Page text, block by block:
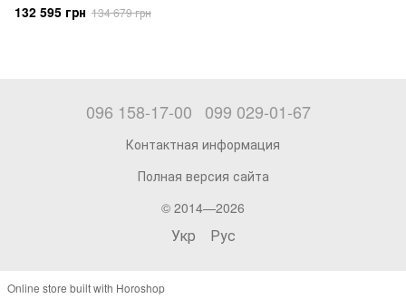
132 595 грн 134 679 грн
096 158-17-00 099 029-01-67
Контактная информация
Полная версия сайта
© 2014—2026
Укр Рус
Online store built with Horoshop